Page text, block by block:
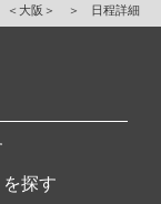
大阪＞ ＞ 日程詳細
探す